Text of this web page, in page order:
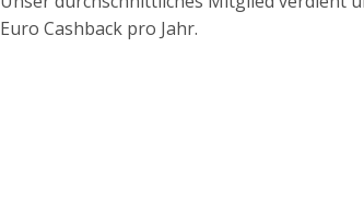
Euro Cashback pro Jahr.